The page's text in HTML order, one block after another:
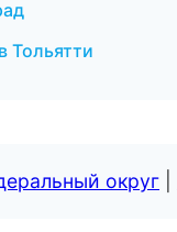
Тольятти
округ